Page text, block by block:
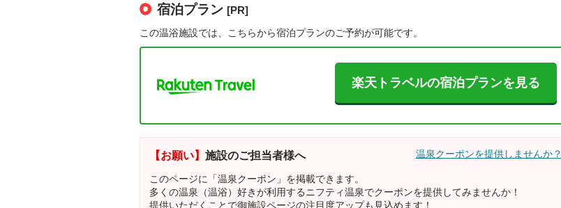
宿泊プラン [PR]
この温浴施設では、こちらから宿泊プランのご予約が可能です。
楽天トラベルの宿泊プランを見る
【お願い】 施設のご担当者様へ 温泉クーポンを提供しませんか？
このページに「温泉クーポン」を掲載できます。
多くの温泉（温浴）好きが利用するニフティ温泉でクーポンを提供してみませんか！
提供いただくことで御施設ページの注目度アップも見込めます！